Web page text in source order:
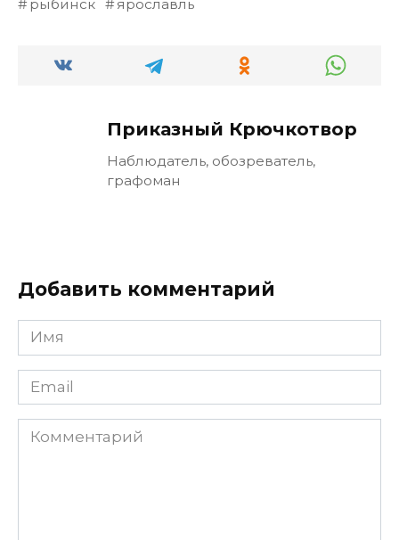
рыбинск ярославль
Приказный Крючкотвор
Наблюдатель, обозреватель,
графоман
Добавить комментарий
Имя
Email
Комментарий